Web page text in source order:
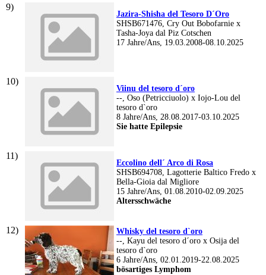
Jazira-Shisha del Tesoro D´Oro
SHSB671476, Cry Out Bobofarnie x
Tasha-Joya dal Piz Cotschen
17 Jahre/Ans, 19.03.2008-08.10.2025
Viinu del tesoro d´oro
--, Oso (Petricciuolo) x Iojo-Lou del
tesoro d`oro
8 Jahre/Ans, 28.08.2017-03.10.2025
Sie hatte Epilepsie
Eccolino dell´ Arco di Rosa
SHSB694708, Lagotterie Baltico Fredo x
Bella-Gioia dal Migliore
15 Jahre/Ans, 01.08.2010-02.09.2025
Altersschwäche
Whisky del tesoro d`oro
--, Kayu del tesoro d´oro x Osija del
tesoro d`oro
6 Jahre/Ans, 02.01.2019-22.08.2025
bösartiges Lymphom